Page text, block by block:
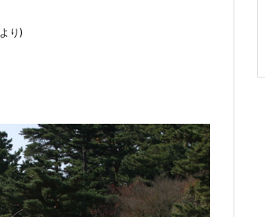
より)